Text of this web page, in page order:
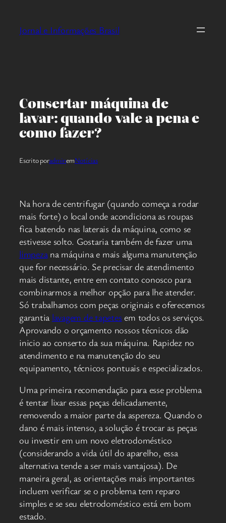
Jornal e Informações Brasil
Consertar máquina de
lavar: quando vale a pena e
como fazer?
Escrito poradminemNotícias
Na hora de centrifugar (quando começa a rodar
mais forte) o local onde acondiciona as roupas
fica batendo nas laterais da máquina, como se
estivesse solto. Gostaria também de fazer uma
limpeza na máquina e mais alguma manutenção
que for necessário. Se precisar de atendimento
mais distante, entre em contato conosco para
combinarmos a melhor opção para lhe atender.
Só trabalhamos com peças originais e oferecemos
garantia lavagem de tapetes em todos os serviços.
Aprovando o orçamento nossos técnicos dão
inicio ao conserto da sua máquina. Rapidez no
atendimento e na manutenção do seu
equipamento, técnicos pontuais e especializados.
Uma primeira recomendação para esse problema
é tentar lixar essas peças delicadamente,
removendo a maior parte da aspereza. Quando o
dano é mais intenso, a solução é trocar as peças
ou investir em um novo eletrodoméstico
(considerando a vida útil do aparelho, essa
alternativa tende a ser mais vantajosa). De
maneira geral, as orientações mais importantes
incluem verificar se o problema tem reparo
simples e se seu eletrodoméstico está em bom
estado.